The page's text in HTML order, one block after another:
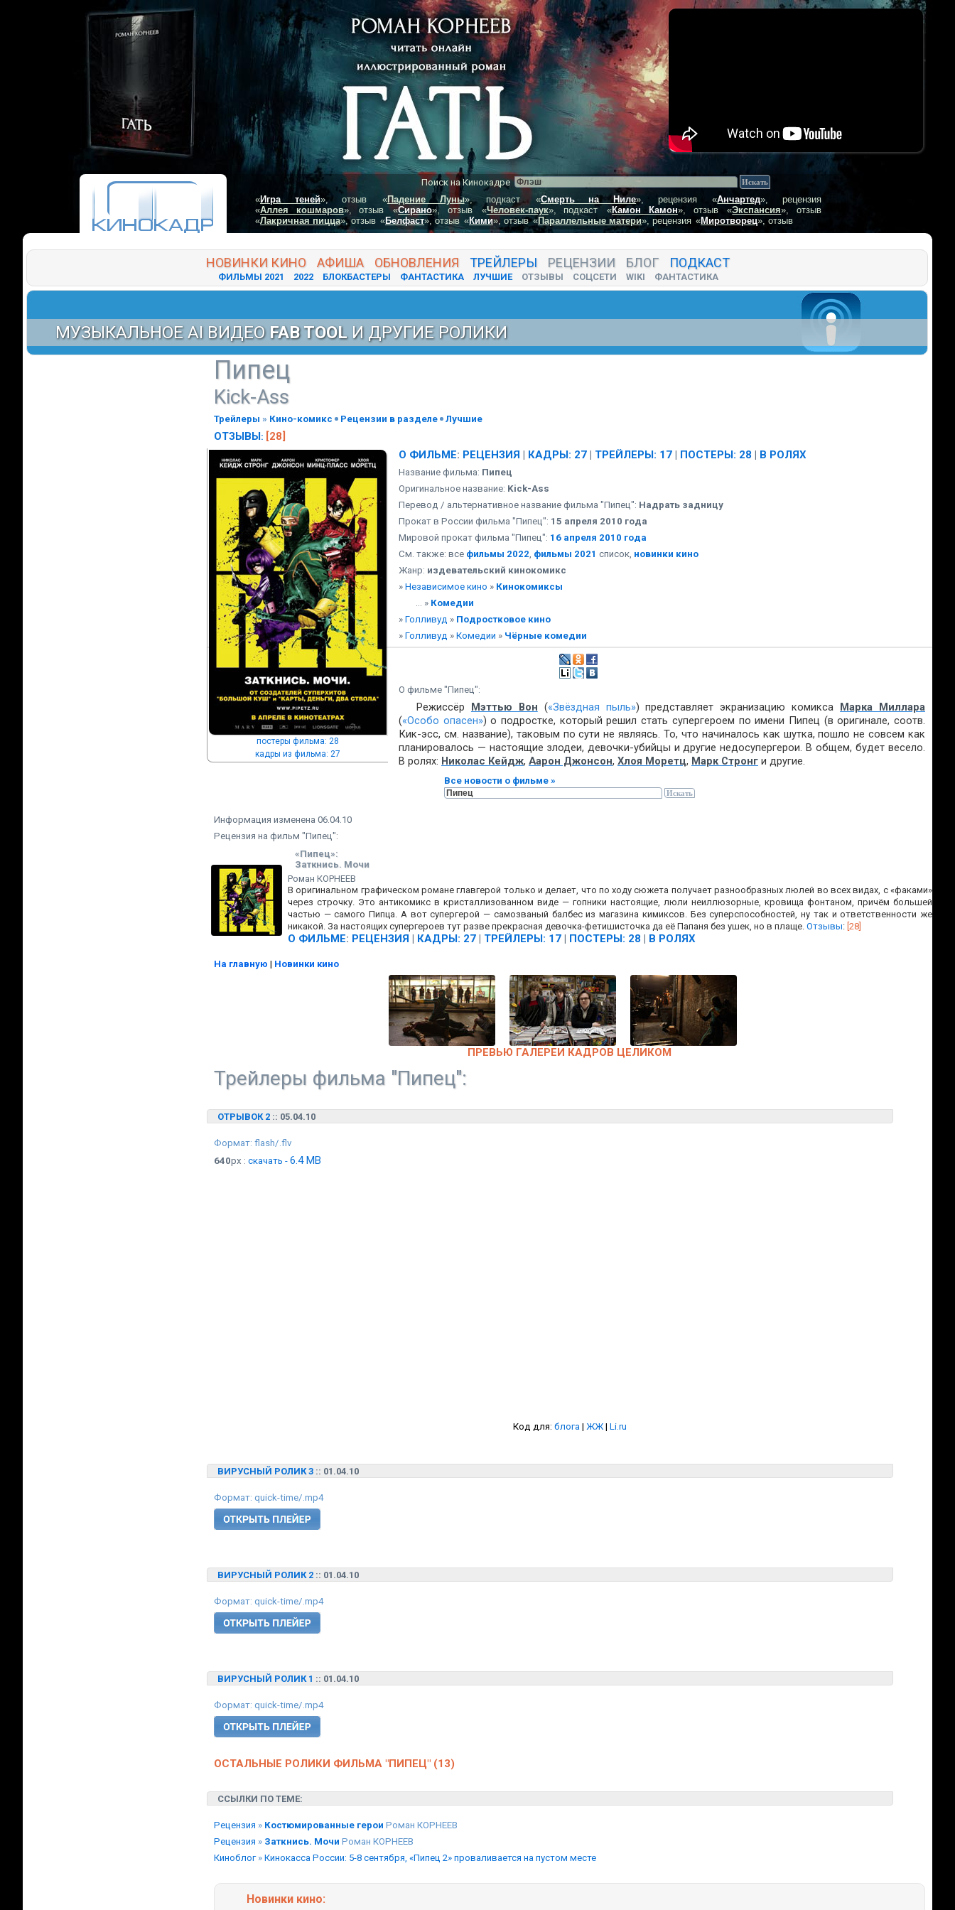
Поиск на Кинокадре
«Игра теней», отзыв «Падение Луны», подкаст «Смерть на Ниле», рецензия «Анчартед», рецензия
«Аллея кошмаров», отзыв «Сирано», отзыв «Человек-паук», подкаст «Камон Камон», отзыв «Экспансия», отзыв
«Лакричная пицца», отзыв «Белфаст», отзыв «Кими», отзыв «Параллельные матери», рецензия «Миротворец», отзыв
НОВИНКИ КИНО АФИША ОБНОВЛЕНИЯ ТРЕЙЛЕРЫ РЕЦЕНЗИИ БЛОГ ПОДКАСТ
ФИЛЬМЫ 2021 2022 БЛОКБАСТЕРЫ ФАНТАСТИКА ЛУЧШИЕ ОТЗЫВЫ СОЦСЕТИ WIKI ФАНТАСТИКА
МУЗЫКАЛЬНОЕ AI ВИДЕО FAB TOOL И ДРУГИЕ РОЛИКИ
Пипец
Kick-Ass
Трейлеры » Кино-комикс Рецензии в разделе Лучшие
ОТЗЫВЫ: [28]
постеры фильма: 28
кадры из фильма: 27
О ФИЛЬМЕ: РЕЦЕНЗИЯ | КАДРЫ: 27 | ТРЕЙЛЕРЫ: 17 | ПОСТЕРЫ: 28 | В РОЛЯХ
Название фильма: Пипец
Оригинальное название: Kick-Ass
Перевод / альтернативное название фильма "Пипец": Надрать задницу
Прокат в России фильма "Пипец": 15 апреля 2010 года
Мировой прокат фильма "Пипец": 16 апреля 2010 года
См. также: все фильмы 2022, фильмы 2021 список, новинки кино
Жанр: издевательский кинокомикс
» Независимое кино » Кинокомиксы
... » Комедии
» Голливуд » Подростковое кино
» Голливуд » Комедии » Чёрные комедии
О фильме "Пипец":
Режиссёр Мэттью Вон («Звёздная пыль») представляет экранизацию комикса Марка Миллара
(«Особо опасен») о подростке, который решил стать супергероем по имени Пипец (в оригинале, соотв.
Кик-эсс, см. название), таковым по сути не являясь. То, что начиналось как шутка, пошло не совсем как
планировалось — настоящие злодеи, девочки-убийцы и другие недосупергерои. В общем, будет весело.
В ролях: Николас Кейдж, Аарон Джонсон, Хлоя Моретц, Марк Стронг и другие.
Все новости о фильме »
Информация изменена 06.04.10
Рецензия на фильм "Пипец":
«Пипец»:
Заткнись. Мочи
Роман КОРНЕЕВ
В оригинальном графическом романе главгерой только и делает, что по ходу сюжета получает разнообразных люлей во всех видах, с «факами»
через строчку. Это антикомикс в кристаллизованном виде — гопники настоящие, люли неиллюзорные, кровища фонтаном, причём большей
частью — самого Пипца. А вот супергерой — самозваный балбес из магазина кимиксов. Без суперспособностей, ну так и ответственности же
никакой. За настоящих супергероев тут разве прекрасная девочка-фетишисточка да её Папаня без ушек, но в плаще. Отзывы: [28]
О ФИЛЬМЕ: РЕЦЕНЗИЯ | КАДРЫ: 27 | ТРЕЙЛЕРЫ: 17 | ПОСТЕРЫ: 28 | В РОЛЯХ
На главную | Новинки кино
ПРЕВЬЮ ГАЛЕРЕИ КАДРОВ ЦЕЛИКОМ
Трейлеры фильма "Пипец":
ОТРЫВОК 2 :: 05.04.10
Формат: flash/.flv
640px : скачать - 6.4 MB
Код для: блога| ЖЖ| Li.ru
ВИРУСНЫЙ РОЛИК 3 :: 01.04.10
Формат: quick-time/.mp4
ВИРУСНЫЙ РОЛИК 2 :: 01.04.10
Формат: quick-time/.mp4
ВИРУСНЫЙ РОЛИК 1 :: 01.04.10
Формат: quick-time/.mp4
ОСТАЛЬНЫЕ РОЛИКИ ФИЛЬМА "ПИПЕЦ" (13)
ССЫЛКИ ПО ТЕМЕ:
Рецензия » Костюмированные герои Роман КОРНЕЕВ
Рецензия » Заткнись. Мочи Роман КОРНЕЕВ
Киноблог» Кинокасса России: 5-8 сентября, «Пипец 2» проваливается на пустом месте
Новинки кино: